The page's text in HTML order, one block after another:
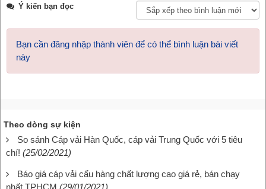
Ý kiến bạn đọc
Bạn cần đăng nhập thành viên để có thể bình luận bài viết
này
Theo dòng sự kiện
So sánh Cáp vải Hàn Quốc, cáp vải Trung Quốc với 5 tiêu
chí! (25/02/2021)
Báo giá cáp vải cẩu hàng chất lượng cao giá rẻ, bán chạy